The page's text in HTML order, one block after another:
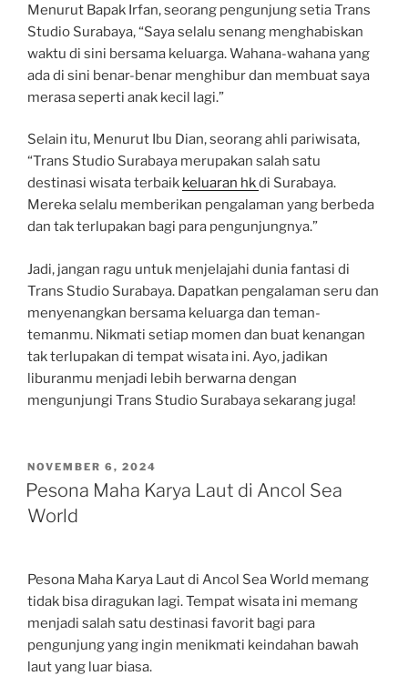
Menurut Bapak Irfan, seorang pengunjung setia Trans
Studio Surabaya, “Saya selalu senang menghabiskan
waktu di sini bersama keluarga. Wahana-wahana yang
ada di sini benar-benar menghibur dan membuat saya
merasa seperti anak kecil lagi.”
Selain itu, Menurut Ibu Dian, seorang ahli pariwisata,
“Trans Studio Surabaya merupakan salah satu
destinasi wisata terbaik keluaran hkdi Surabaya.
Mereka selalu memberikan pengalaman yang berbeda
dan tak terlupakan bagi para pengunjungnya.”
Jadi, jangan ragu untuk menjelajahi dunia fantasi di
Trans Studio Surabaya. Dapatkan pengalaman seru dan
menyenangkan bersama keluarga dan teman-
temanmu. Nikmati setiap momen dan buat kenangan
tak terlupakan di tempat wisata ini. Ayo, jadikan
liburanmu menjadi lebih berwarna dengan
mengunjungi Trans Studio Surabaya sekarang juga!
POSTED
ON
NOVEMBER 6, 2024
Pesona Maha Karya Laut di Ancol Sea
World
Pesona Maha Karya Laut di Ancol Sea World memang
tidak bisa diragukan lagi. Tempat wisata ini memang
menjadi salah satu destinasi favorit bagi para
pengunjung yang ingin menikmati keindahan bawah
laut yang luar biasa.